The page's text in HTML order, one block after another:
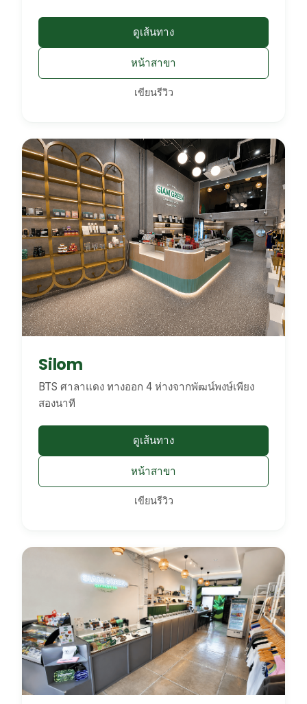
ดูเส้นทาง
หน้าสาขา
เขียนรีวิว
Silom
BTS ศาลาแดง ทางออก 4 ห่างจากพัฒน์พงษ์เพียง
สองนาที
ดูเส้นทาง
หน้าสาขา
เขียนรีวิว